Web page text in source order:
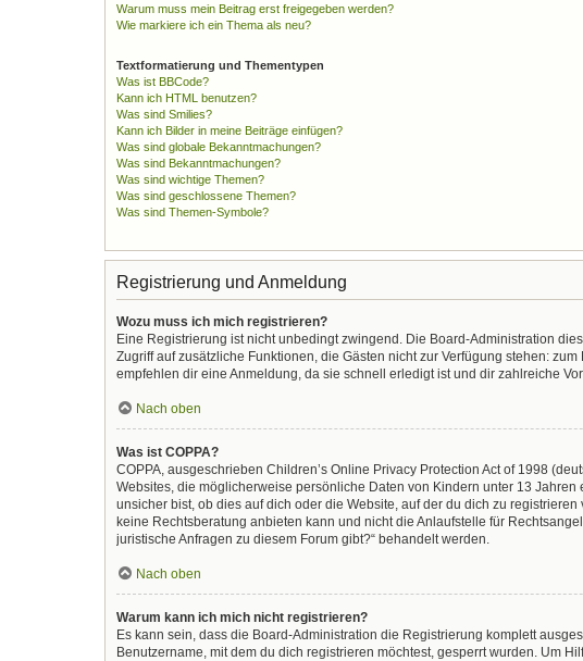
Warum muss mein Beitrag erst freigegeben werden?
Wie markiere ich ein Thema als neu?
Textformatierung und Thementypen
Was ist BBCode?
Kann ich HTML benutzen?
Was sind Smilies?
Kann ich Bilder in meine Beiträge einfügen?
Was sind globale Bekanntmachungen?
Was sind Bekanntmachungen?
Was sind wichtige Themen?
Was sind geschlossene Themen?
Was sind Themen-Symbole?
Registrierung und Anmeldung
Wozu muss ich mich registrieren?
Eine Registrierung ist nicht unbedingt zwingend. Die Board-Administration
Zugriff auf zusätzliche Funktionen, die Gästen nicht zur Verfügung stehen:
empfehlen dir eine Anmeldung, da sie schnell erledigt ist und dir zahlreiche
Nach oben
Was ist COPPA?
COPPA, ausgeschrieben Children’s Online Privacy Protection Act of 1998
Websites, die möglicherweise persönliche Daten von Kindern unter 13
unsicher bist, ob dies auf dich oder die Website, auf der du dich zu
keine Rechtsberatung anbieten kann und nicht die Anlaufstelle für
juristische Anfragen zu diesem Forum gibt?“ behandelt werden.
Nach oben
Warum kann ich mich nicht registrieren?
Es kann sein, dass die Board-Administration die Registrierung komplett
Benutzername, mit dem du dich registrieren möchtest, gesperrt wurden. Um